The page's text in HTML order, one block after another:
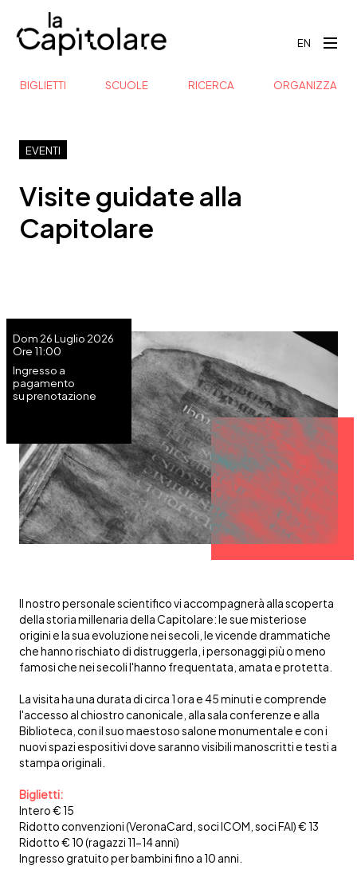
EN
BIGLIETTI SCUOLE RICERCA ORGANIZZA
EVENTI
Dom 26 Luglio 2026
Ore 11:00
Ingresso a
pagamento
su prenotazione
Il nostro personale scientifico vi accompagnerà alla scoperta
della storia millenaria della Capitolare: le sue misteriose
origini e la sua evoluzione nei secoli, le vicende drammatiche
che hanno rischiato di distruggerla, i personaggi più o meno
famosi che nei secoli l'hanno frequentata, amata e protetta.
La visita ha una durata di circa 1 ora e 45 minuti e comprende
l'accesso al chiostro canonicale, alla sala conferenze e alla
Biblioteca, con il suo maestoso salone monumentale e con i
nuovi spazi espositivi dove saranno visibili manoscritti e testi a
stampa originali.
Biglietti:
Intero € 15
Ridotto convenzioni (VeronaCard, soci ICOM, soci FAI) € 13
Ridotto € 10 (ragazzi 11-14 anni)
Ingresso gratuito per bambini fino a 10 anni.
Visite guidate alla
Capitolare